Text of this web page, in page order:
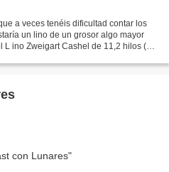
a veces tenéis dificultad contar los
un lino de un grosor algo mayor
L ino Zweigart Cashel de 11,2 hilos (28